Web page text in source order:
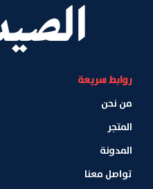
روابط سريعة
من نحن
المتجر
المدونة
تواصل معنا